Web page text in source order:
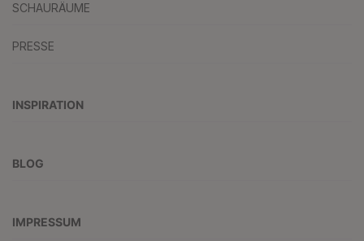
SCHAURÄUME
PRESSE
INSPIRATION
BLOG
IMPRESSUM